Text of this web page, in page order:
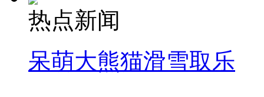
热点新闻
呆萌大熊猫滑雪取乐